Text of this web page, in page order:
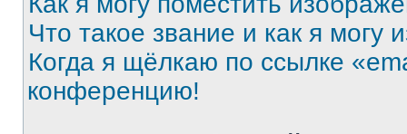
Что такое звание и как я могу
Когда я щёлкаю по ссылке
конференцию!